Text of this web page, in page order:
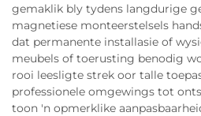
gemaklik bly tydens langdurige
magnetiese monteerstelsels
dat permanente installasie of
meubels of toerusting benodig
rooi leesligte strek oor talle
professionele omgewings tot
toon 'n opmerklike